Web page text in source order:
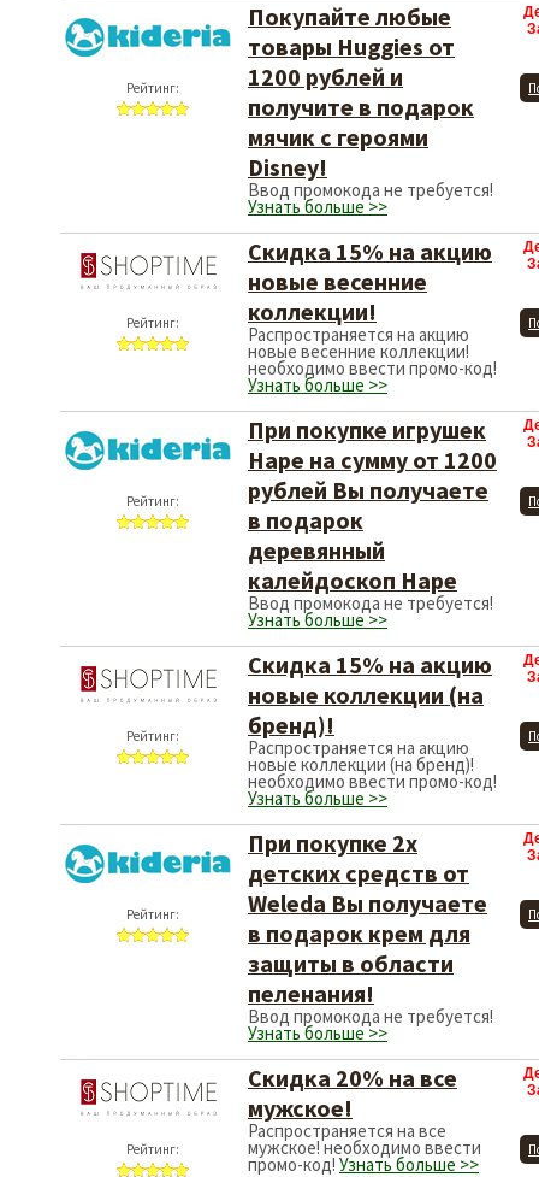
Рейтинг:
Покупайте любые
товары Huggies от
1200 рублей и
получите в подарок
мячик с героями
Disney!
Ввод промокода не требуется!
Узнать больше >>
Рейтинг:
Скидка 15% на акцию
новые весенние
коллекции!
Распространяется на акцию
новые весенние коллекции!
необходимо ввести промо-код!
Узнать больше >>
Рейтинг:
При покупке игрушек
Hape на сумму от 1200
рублей Вы получаете
в подарок
деревянный
калейдоскоп Hape
Ввод промокода не требуется!
Узнать больше >>
Рейтинг:
Скидка 15% на акцию
новые коллекции (на
бренд)!
Распространяется на акцию
новые коллекции (на бренд)!
необходимо ввести промо-код!
Узнать больше >>
Рейтинг:
При покупке 2х
детских средств от
Weleda Вы получаете
в подарок крем для
защиты в области
пеленания!
Ввод промокода не требуется!
Узнать больше >>
Рейтинг:
Скидка 20% на все
мужское!
Распространяется на все
мужское! необходимо ввести
промо-код! Узнать больше >>